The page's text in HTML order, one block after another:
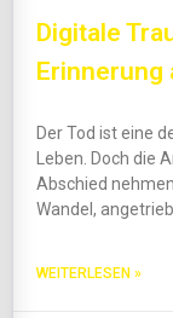
Digitale
Erinnerung
Der Tod ist eine
Leben. Doch die
Abschied
Wandel,
WEITERLESEN »